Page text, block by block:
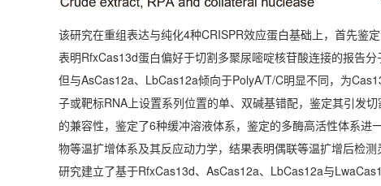
该研究在重组表达与纯化4种CRISPR效应蛋白基础上，首先鉴
表明RfxCas13d蛋白偏好于切割多聚尿嘧啶核苷酸连接的报告
但与AsCas12a、LbCas12a倾向于PolyA/T/C明显不同，为
子或靶标RNA上设置系列位置的单、双碱基错配，鉴定其引发
的兼容性，鉴定了6种缓冲溶液体系，鉴定的多酶高活性体系
物等温扩增体系及其反应动力学，结果表明偶联等温扩增后检
研究建立了基于RfxCas13d、AsCas12a、LbCas12a与